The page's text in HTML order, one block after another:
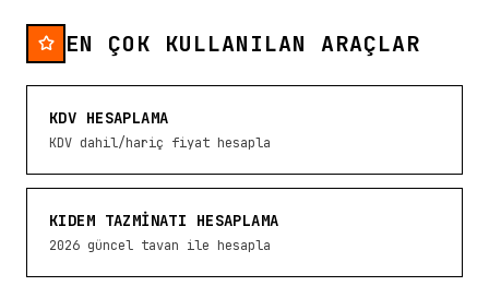
EN ÇOK KULLANILAN ARAÇLAR
KDV HESAPLAMA
KDV dahil/hariç fiyat hesapla
KIDEM TAZMINATI HESAPLAMA
2026 güncel tavan ile hesapla